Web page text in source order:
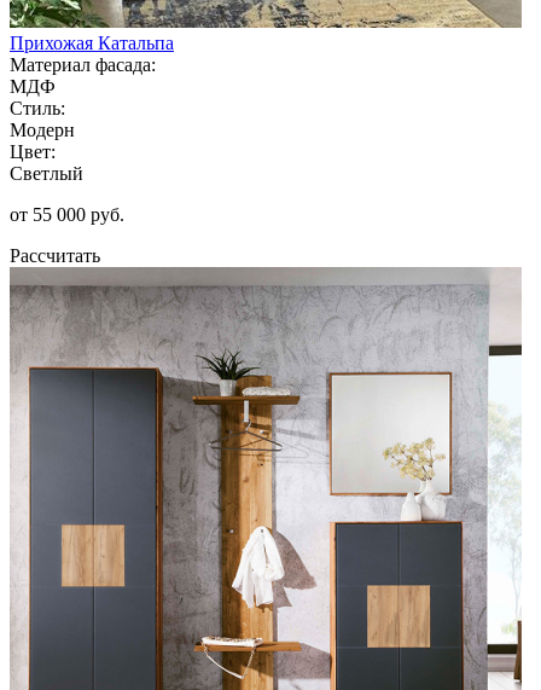
Прихожая Катальпа
Материал фасада:
МДФ
Стиль:
Модерн
Цвет:
Светлый
от 55 000 руб.
Рассчитать